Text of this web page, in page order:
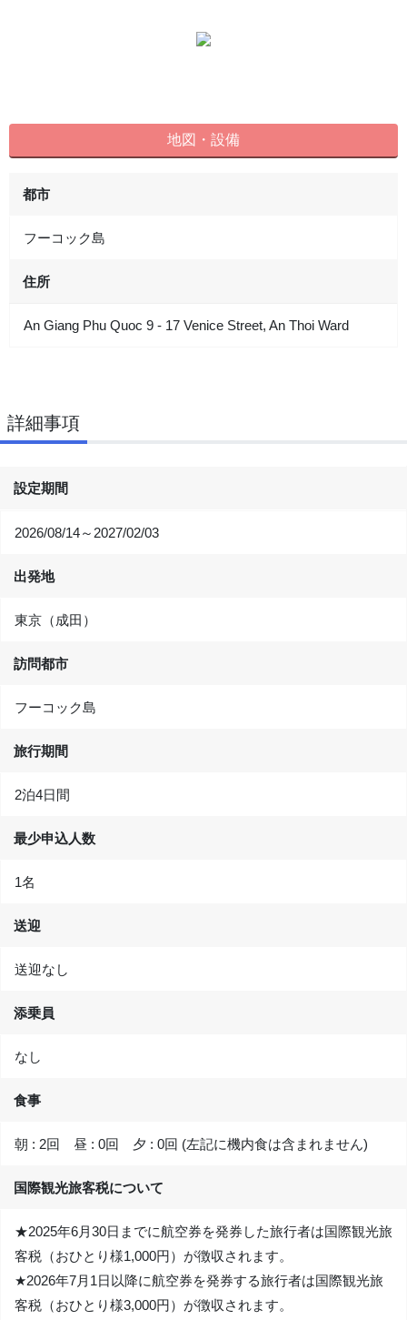
地図・設備
都市
フーコック島
住所
An Giang Phu Quoc 9 - 17 Venice Street, An Thoi Ward
詳細事項
設定期間
2026/08/14～2027/02/03
出発地
東京（成田）
訪問都市
フーコック島
旅行期間
2泊4日間
最少申込人数
1名
送迎
送迎なし
添乗員
なし
食事
朝 : 2回 昼 : 0回 夕 : 0回 (左記に機内食は含まれません)
国際観光旅客税について
★2025年6月30日までに航空券を発券した旅行者は国際観光旅
客税（おひとり様1,000円）が徴収されます。
★2026年7月1日以降に航空券を発券する旅行者は国際観光旅
客税（おひとり様3,000円）が徴収されます。